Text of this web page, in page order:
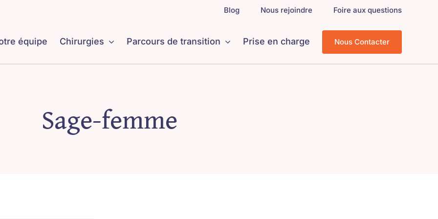
Blog Nous rejoindre Foire aux questions
équipe Chirurgies Parcours de transition Prise en charge Nous Contacter
Sage-femme